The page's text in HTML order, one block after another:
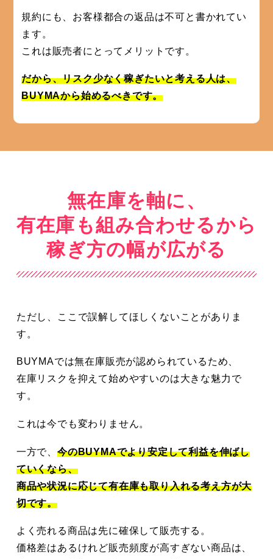
規約にも、お客様都合の返品は不可と書かれてい
ます。
これは販売者にとってメリットです。
だから、リスク少なく稼ぎたいと考える人は、
BUYMAから始めるべきです。
無在庫を軸に、
有在庫も組み合わせるから
稼ぎ方の幅が広がる
ただし、ここで誤解してほしくないことがありま
す。
BUYMAでは無在庫販売が認められているため、
在庫リスクを抑えて始めやすいのは大きな魅力で
す。
これは今でも変わりません。
一方で、今のBUYMAでより安定して利益を伸ばし
ていくなら、
商品や状況に応じて有在庫も取り入れる考え方が大
切です。
よく売れる商品は先に確保して販売する。
価格差はあるけれど販売頻度が高すぎない商品は、